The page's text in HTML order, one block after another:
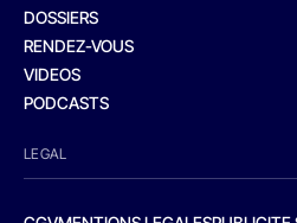
DOSSIERS
RENDEZ-VOUS
VIDEOS
PODCASTS
LEGAL